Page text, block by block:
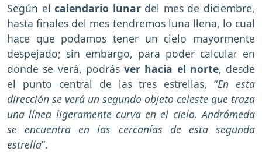
Según elcalendario lunardel mes de diciembre,
hasta finales del mes tendremos luna llena, lo cual
hace que podamos tener un cielo mayormente
despejado; sin embargo, para poder calcular en
donde se verá, podrás ver hacia el norte, desde
el punto central de las tres estrellas, “En esta
dirección se verá un segundo objeto celeste que traza
una línea ligeramente curva en el cielo. Andrómeda
se encuentra en las cercanías de esta segunda
estrella”.